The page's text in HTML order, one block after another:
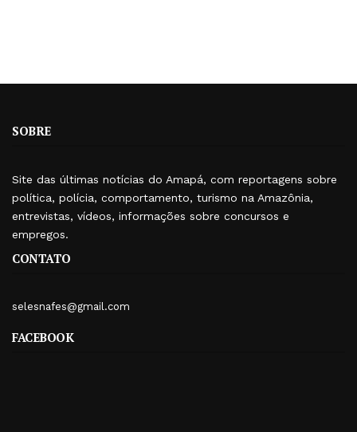
SOBRE
Site das últimas notícias do Amapá, com reportagens sobre
política, polícia, comportamento, turismo na Amazônia,
entrevistas, vídeos, informações sobre concursos e
empregos.
CONTATO
selesnafes@gmail.com
FACEBOOK